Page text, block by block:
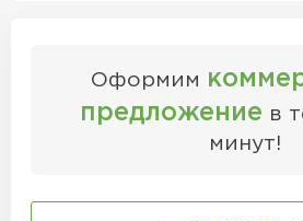
Оформим
предложение в
минут!